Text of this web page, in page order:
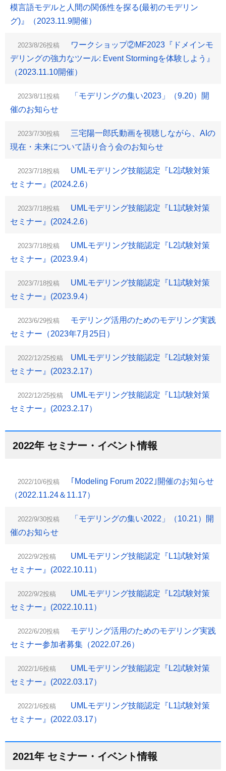
模言語モデルと人間の関係性を探る(最初のモデリン
グ)』（2023.11.9開催）
2023/8/26投稿
ワークショップ②MF2023『ドメインモ
デリングの強力なツール: Event Stormingを体験しよう』
（2023.11.10開催）
2023/8/11投稿
「モデリングの集い2023」（9.20）開
催のお知らせ
2023/7/30投稿
三宅陽一郎氏動画を視聴しながら、AIの
現在・未来について語り合う会のお知らせ
2023/7/18投稿
UMLモデリング技能認定『L2試験対策
セミナー』(2024.2.6）
2023/7/18投稿
UMLモデリング技能認定『L1試験対策
セミナー』(2024.2.6）
2023/7/18投稿
UMLモデリング技能認定『L2試験対策
セミナー』(2023.9.4）
2023/7/18投稿
UMLモデリング技能認定『L1試験対策
セミナー』(2023.9.4）
2023/6/29投稿
モデリング活用のためのモデリング実践
セミナー（2023年7月25日）
2022/12/25投稿
UMLモデリング技能認定『L2試験対策
セミナー』(2023.2.17）
2022/12/25投稿
UMLモデリング技能認定『L1試験対策
セミナー』(2023.2.17）
2022年 セミナー・イベント情報
2022/10/6投稿
｢Modeling Forum 2022｣開催のお知らせ
（2022.11.24＆11.17）
2022/9/30投稿
「モデリングの集い2022」（10.21）開
催のお知らせ
2022/9/2投稿
UMLモデリング技能認定『L1試験対策
セミナー』(2022.10.11）
2022/9/2投稿
UMLモデリング技能認定『L2試験対策
セミナー』(2022.10.11）
2022/6/20投稿
モデリング活用のためのモデリング実践
セミナー参加者募集（2022.07.26）
2022/1/6投稿
UMLモデリング技能認定『L2試験対策
セミナー』(2022.03.17）
2022/1/6投稿
UMLモデリング技能認定『L1試験対策
セミナー』(2022.03.17）
2021年 セミナー・イベント情報